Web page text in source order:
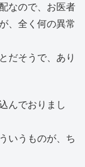
なので、お医者
、全く何の異常
だそうで、あり
んでおりまし
いうものが、ち